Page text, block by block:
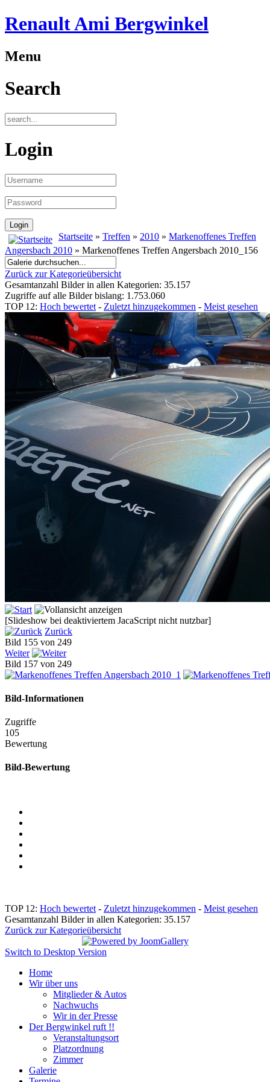
Renault Ami Bergwinkel
Menu
Search
Login
Startseite » Treffen » 2010 » Markenoffenes Treffen
Angersbach 2010 » Markenoffenes Treffen Angersbach 2010_156
Zurück zur Kategorieübersicht
Gesamtanzahl Bilder in allen Kategorien: 35.157
Zugriffe auf alle Bilder bislang: 1.753.060
TOP 12: Hoch bewertet - Zuletzt hinzugekommen - Meist gesehen
[Slideshow bei deaktiviertem JacaScript nicht nutzbar]
Zurück
Bild 155 von 249
Weiter
Bild 157 von 249
Bild-Informationen
Zugriffe
105
Bewertung
Bild-Bewertung
TOP 12: Hoch bewertet - Zuletzt hinzugekommen - Meist gesehen
Gesamtanzahl Bilder in allen Kategorien: 35.157
Zurück zur Kategorieübersicht
Switch to Desktop Version
Home
Wir über uns
Mitglieder & Autos
Nachwuchs
Wir in der Presse
Der Bergwinkel ruft !!
Veranstaltungsort
Platzordnung
Zimmer
Galerie